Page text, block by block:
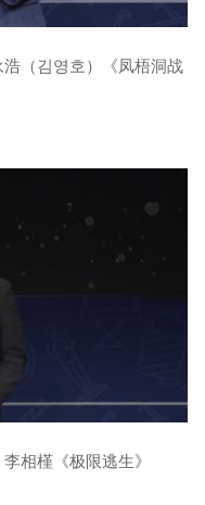
浩（김영호）《凤梧洞战
相槿《极限逃生》